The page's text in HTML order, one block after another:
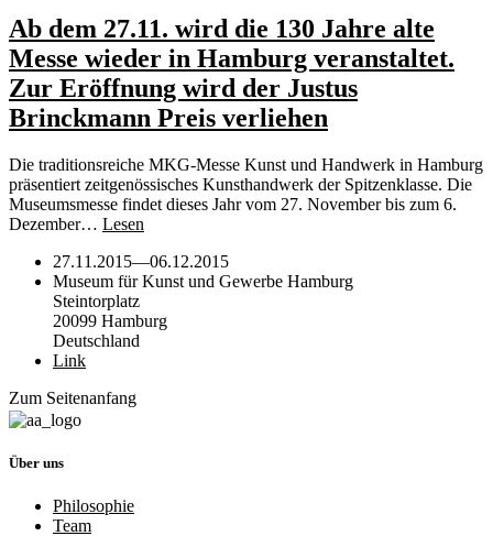
Ab dem 27.11. wird die 130 Jahre alte
Messe wieder in Hamburg veranstaltet.
Zur Eröffnung wird der Justus
Brinckmann Preis verliehen
Die traditionsreiche MKG-Messe Kunst und Handwerk in Hamburg
präsentiert zeitgenössisches Kunsthandwerk der Spitzenklasse. Die
Museumsmesse findet dieses Jahr vom 27. November bis zum 6.
Dezember… Lesen
27.11.2015—06.12.2015
Museum für Kunst und Gewerbe Hamburg
Steintorplatz
20099 Hamburg
Deutschland
Link
Zum Seitenanfang
Über uns
Philosophie
Team